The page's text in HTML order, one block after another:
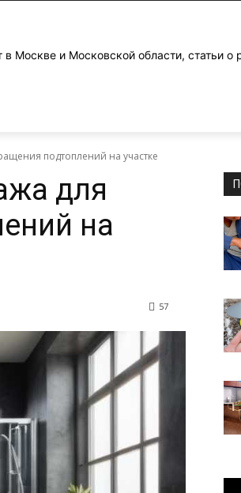
в Москве и Московской области, статьи о
подтоплений на участке
для
на
57